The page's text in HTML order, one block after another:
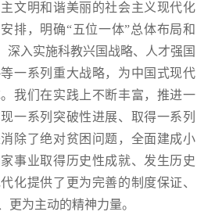
文明和谐美丽的社会主义现代化
排，明确“五位一体”总体布局和
深入实施科教兴国战略、人才强国
一系列重大战略，为中国式现代
我们在实践上不断丰富，推进一
一系列突破性进展、取得一系列
除了绝对贫困问题，全面建成小
事业取得历史性成就、发生历史
化提供了更为完善的制度保证、
更为主动的精神力量。